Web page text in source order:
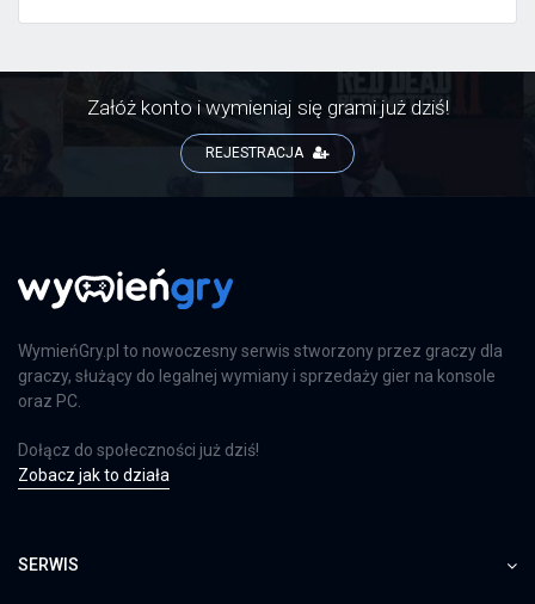
Załóż konto i wymieniaj się grami już dziś!
REJESTRACJA
WymieńGry.pl to nowoczesny serwis stworzony przez graczy dla
graczy, służący do legalnej wymiany i sprzedaży gier na konsole
oraz PC.
Dołącz do społeczności już dziś!
Zobacz jak to działa
SERWIS